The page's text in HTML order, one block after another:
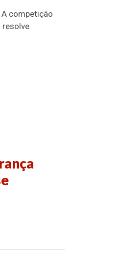
competição
resolve